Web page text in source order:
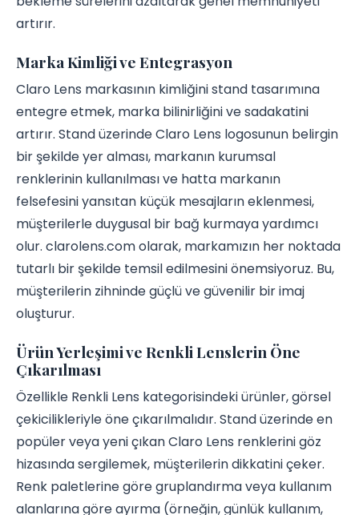
artırır.
Marka Kimliği ve Entegrasyon
Claro Lens markasının kimliğini stand tasarımına
entegre etmek, marka bilinirliğini ve sadakatini
artırır. Stand üzerinde Claro Lens logosunun belirgin
bir şekilde yer alması, markanın kurumsal
renklerinin kullanılması ve hatta markanın
felsefesini yansıtan küçük mesajların eklenmesi,
müşterilerle duygusal bir bağ kurmaya yardımcı
olur. clarolens.com olarak, markamızın her noktada
tutarlı bir şekilde temsil edilmesini önemsiyoruz. Bu,
müşterilerin zihninde güçlü ve güvenilir bir imaj
oluşturur.
Ürün Yerleşimi ve Renkli Lenslerin Öne
Çıkarılması
Özellikle Renkli Lens kategorisindeki ürünler, görsel
çekicilikleriyle öne çıkarılmalıdır. Stand üzerinde en
popüler veya yeni çıkan Claro Lens renklerini göz
hizasında sergilemek, müşterilerin dikkatini çeker.
Renk paletlerine göre gruplandırma veya kullanım
alanlarına göre ayırma (örneğin, günlük kullanım,